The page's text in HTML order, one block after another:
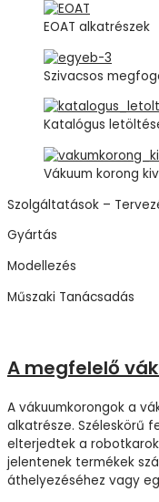
EOAT alkatrészek
Szivacsos
Katalógus
Vákuum korong
Szolgáltatások –
Gyártás
Modellezés
Műszaki Tanácsadás
A megfelelő
A vákuumkorongok a
alkatrésze. Széleskörű
elterjedtek a
jelentenek termékek
áthelyezéséhez vagy